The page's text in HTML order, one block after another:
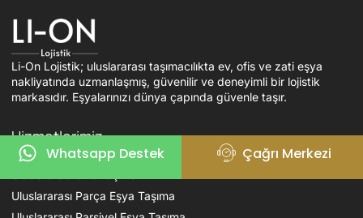
Li-On Lojistik; uluslararası taşımacılıkta ev, ofis ve zati eşya
nakliyatında uzmanlaşmış, güvenilir ve deneyimli bir lojistik
markasıdır. Eşyalarınızı dünya çapında güvenle taşır.
Hizmetlerimiz
Uluslararası Evden Eve Nakliyat
Uluslararası Parça Eşya Taşıma
Whatsapp Destek Çağrı Merkezi